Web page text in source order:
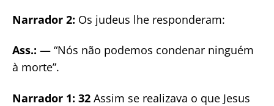
Narrador 2: Os judeus lhe responderam:
Ass.: — “Nós não podemos condenar ninguém
à morte”.
Narrador 1: 32 Assim se realizava o que Jesus